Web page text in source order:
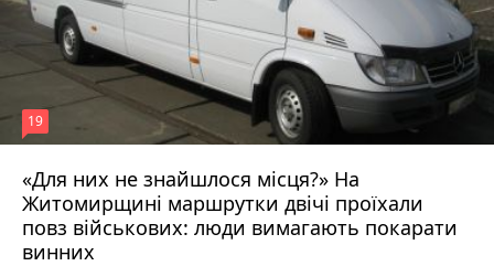
«Для них не знайшлося місця?» На
Житомирщині маршрутки двічі проїхали
повз військових: люди вимагають покарати
винних
19
17 липня 2026 р.